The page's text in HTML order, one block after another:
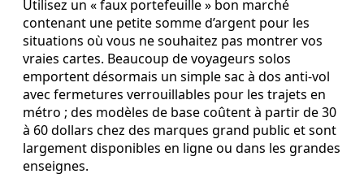
Utilisez un « faux portefeuille » bon marché
contenant une petite somme d’argent pour les
situations où vous ne souhaitez pas montrer vos
vraies cartes. Beaucoup de voyageurs solos
emportent désormais un simple sac à dos anti-vol
avec fermetures verrouillables pour les trajets en
métro ; des modèles de base coûtent à partir de 30
à 60 dollars chez des marques grand public et sont
largement disponibles en ligne ou dans les grandes
enseignes.